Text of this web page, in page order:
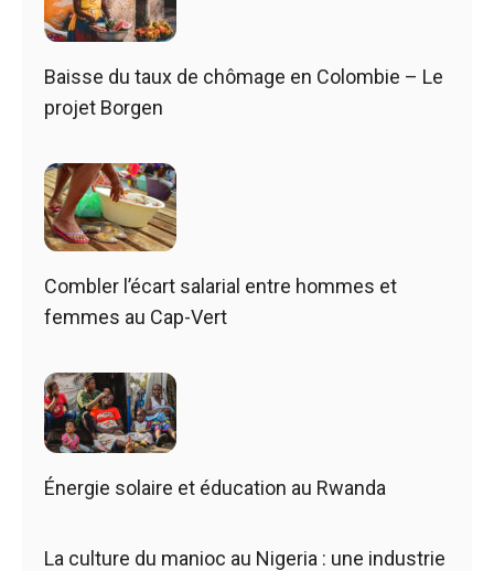
Baisse du taux de chômage en Colombie – Le
projet Borgen
Combler l’écart salarial entre hommes et
femmes au Cap-Vert
Énergie solaire et éducation au Rwanda
La culture du manioc au Nigeria : une industrie